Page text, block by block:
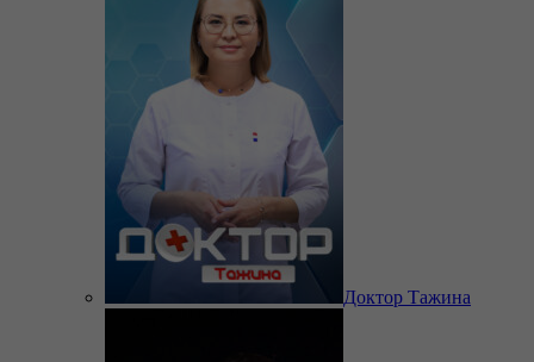
Доктор Тажина